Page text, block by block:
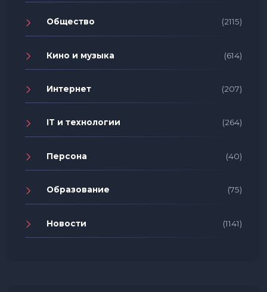
Общество (2115)
Кино и музыка (614)
Интернет (207)
IT и технологии (264)
Персона (40)
Образование (75)
Новости (1141)